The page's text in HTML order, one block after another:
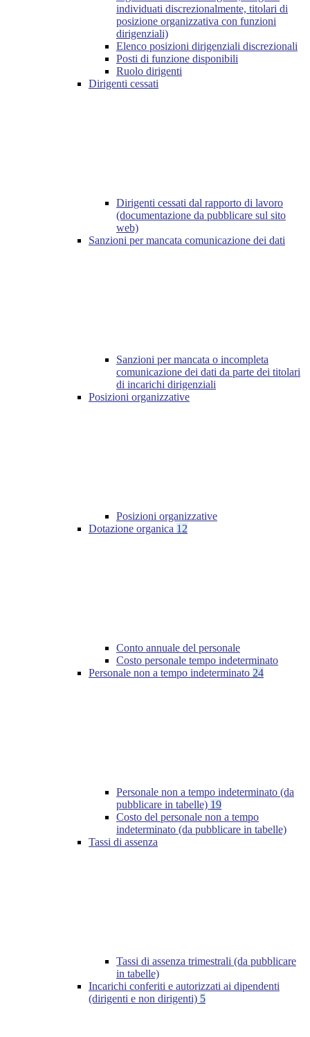
individuati discrezionalmente, titolari di
posizione organizzativa con funzioni
dirigenziali)
Elenco posizioni dirigenziali discrezionali
Posti di funzione disponibili
Ruolo dirigenti
Dirigenti cessati
Dirigenti cessati dal rapporto di lavoro
(documentazione da pubblicare sul sito
web)
Sanzioni per mancata comunicazione dei dati
Sanzioni per mancata o incompleta
comunicazione dei dati da parte dei titolari
di incarichi dirigenziali
Posizioni organizzative
Posizioni organizzative
Dotazione organica 12
Conto annuale del personale
Costo personale tempo indeterminato
Personale non a tempo indeterminato 24
Personale non a tempo indeterminato (da
pubblicare in tabelle) 19
Costo del personale non a tempo
indeterminato (da pubblicare in tabelle)
Tassi di assenza
Tassi di assenza trimestrali (da pubblicare
in tabelle)
Incarichi conferiti e autorizzati ai dipendenti
(dirigenti e non dirigenti) 5